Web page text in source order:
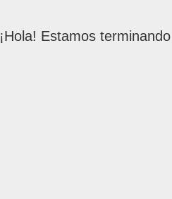
¡Hola! Estamos